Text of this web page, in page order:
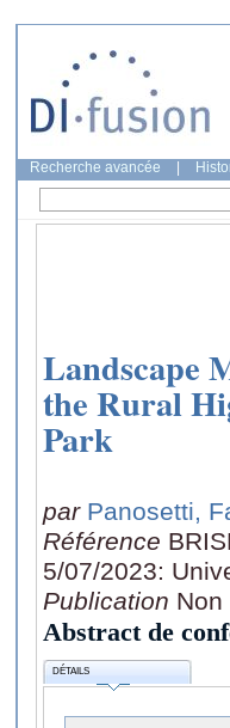
Recherche avancée
Landscape
the Rural
Park
par Panosetti,
Référence
5/07/2023:
Publication Non
Abstract de
DÉTAILS